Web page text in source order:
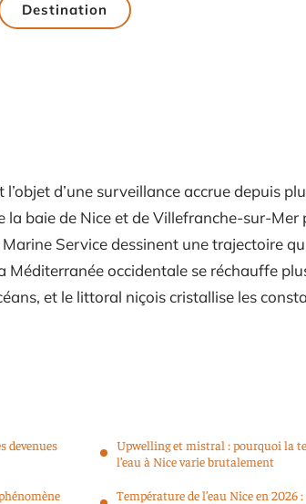
Destination
d’une surveillance accrue depuis
la baie de Nice et de Villefranche-sur-Mer
Service dessinent une trajectoire
Méditerranée occidentale se réchauffe
et le littoral niçois cristallise les
devenues
Upwelling et mistral : pourquoi la
l’eau à Nice varie brutalement
Température de l’eau Nice en 2026